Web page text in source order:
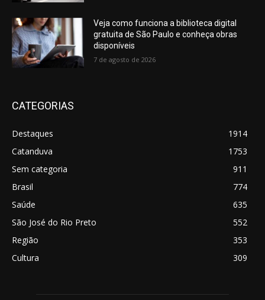
Veja como funciona a biblioteca digital
gratuita de São Paulo e conheça obras
disponíveis
7 de agosto de 2026
CATEGORIAS
Destaques
1914
Catanduva
1753
Sem categoria
911
Brasil
774
Saúde
635
São José do Rio Preto
552
Região
353
Cultura
309